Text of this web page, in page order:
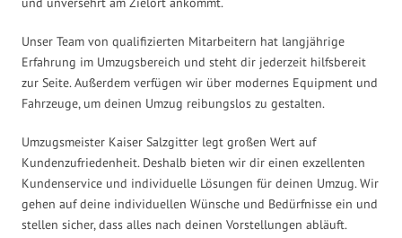
Unser Team von qualifizierten Mitarbeitern hat langjährige
Erfahrung im Umzugsbereich und steht dir jederzeit hilfsbereit
zur Seite. Außerdem verfügen wir über modernes Equipment und
Fahrzeuge, um deinen Umzug reibungslos zu gestalten.
Umzugsmeister Kaiser Salzgitter legt großen Wert auf
Kundenzufriedenheit. Deshalb bieten wir dir einen exzellenten
Kundenservice und individuelle Lösungen für deinen Umzug. Wir
gehen auf deine individuellen Wünsche und Bedürfnisse ein und
stellen sicher, dass alles nach deinen Vorstellungen abläuft.